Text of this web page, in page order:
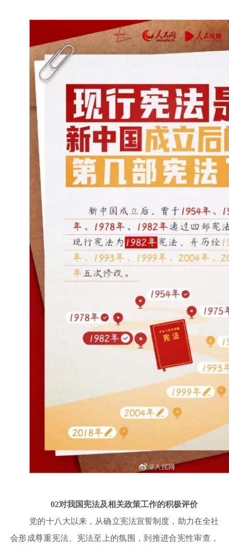
02对我国宪法及相关政策工作的积极评价
党的十八大以来，从确立宪法宣誓制度，助力在全社
会形成尊重宪法、宪法至上的氛围，到推进合宪性审查，